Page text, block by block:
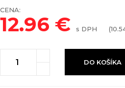
CENA:
12.96 € s DPH (
DO KOŠÍKA